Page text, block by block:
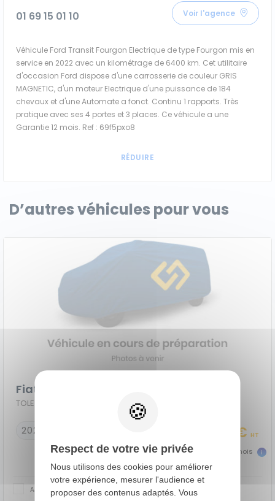
01 69 15 01 10 Voir l'agence
Véhicule Ford Transit Fourgon Electrique de type Fourgon mis en
service en 2022 avec un kilométrage de 6400 km. Cet utilitaire
d'occasion Ford dispose d'une carrosserie de couleur GRIS
MAGNETIC, d'un moteur Electrique d'une puissance de 184
chevaux et d'une Automate a fonct. Continu 1 rapports. Très
pratique avec ses 4 portes et 3 places. Ce véhicule a une
Garantie 12 mois. Ref : 69f5pxo8
D’autres véhicules pour vous
Fiat Ducato Fourgon
TOLE 3.0 M H2 H3-POWER 120 BUSINESS
2023 17 990 € HT
dès399 € TTC/mois
AJOUTER AU COMPARATEUR
Respect de votre vie privée
Nous utilisons des cookies pour améliorer
votre expérience, mesurer l'audience et
proposer des contenus adaptés. Vous